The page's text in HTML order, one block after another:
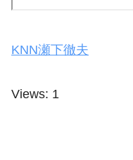
KNN瀬下徹夫
Views: 1